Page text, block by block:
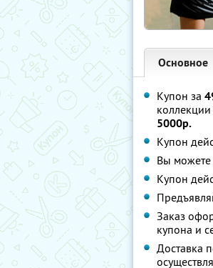
Основное
Купон за
5000р.
Купон
Вы можете
Купон
Заказ
купона и
Доставка